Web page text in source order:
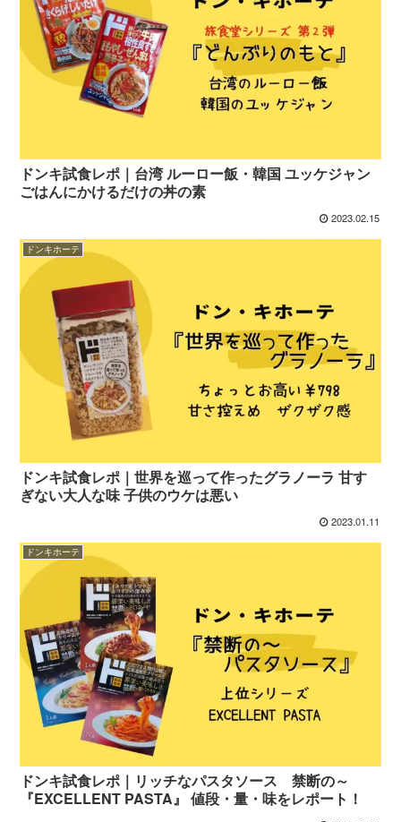
ドンキ試食レポ｜台湾 ルーロー飯・韓国 ユッケジャン
ごはんにかけるだけの丼の素
2023.02.15
ドンキホーテ
ドンキ試食レポ｜世界を巡って作ったグラノーラ 甘す
ぎない大人な味 子供のウケは悪い
2023.01.11
ドンキホーテ
ドンキ試食レポ｜リッチなパスタソース 禁断の～
『EXCELLENT PASTA』 値段・量・味をレポート！